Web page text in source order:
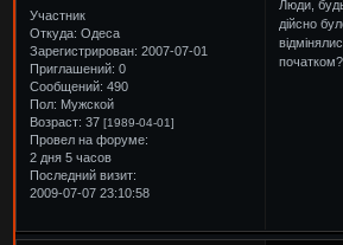
Участник
Откуда: Одеса
Зарегистрирован: 2007-07-01
Приглашений: 0
Сообщений: 490
Пол: Мужской
Возраст: 37[1989-04-01]
Провел на форуме:
2 дня 5 часов
Последний визит:
2009-07-07 23:10:58
Люди,
дійсно
початком?